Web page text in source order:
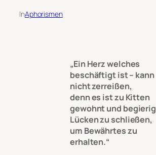
InAphorismen
„Ein Herz welches
beschäftigt ist – kann
nicht zerreißen,
denn es ist zu Kitten
gewohnt und begierig
Lücken zu schließen,
um Bewährtes zu
erhalten.“